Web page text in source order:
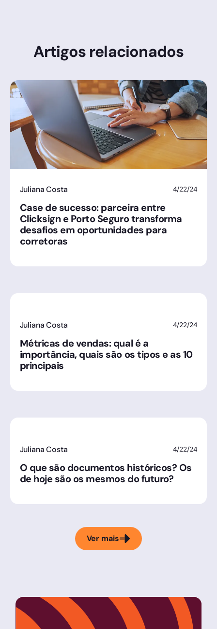
Artigos relacionados
Juliana Costa 4/22/24
Case de sucesso: parceira entre
Clicksign e Porto Seguro transforma
desafios em oportunidades para
corretoras
Juliana Costa 4/22/24
Métricas de vendas: qual é a
importância, quais são os tipos e as 10
principais
Juliana Costa 4/22/24
O que são documentos históricos? Os
de hoje são os mesmos do futuro?
Ver mais